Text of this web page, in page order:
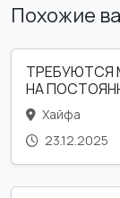
Похожие
ТРЕБУЮТСЯ
НА
Хайфа
23.12.2025